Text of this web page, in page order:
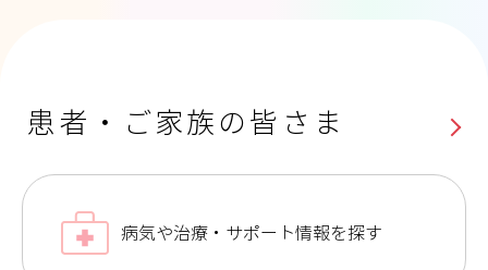
患者・ご家族の皆さま
病気や治療・サポート情報を探す